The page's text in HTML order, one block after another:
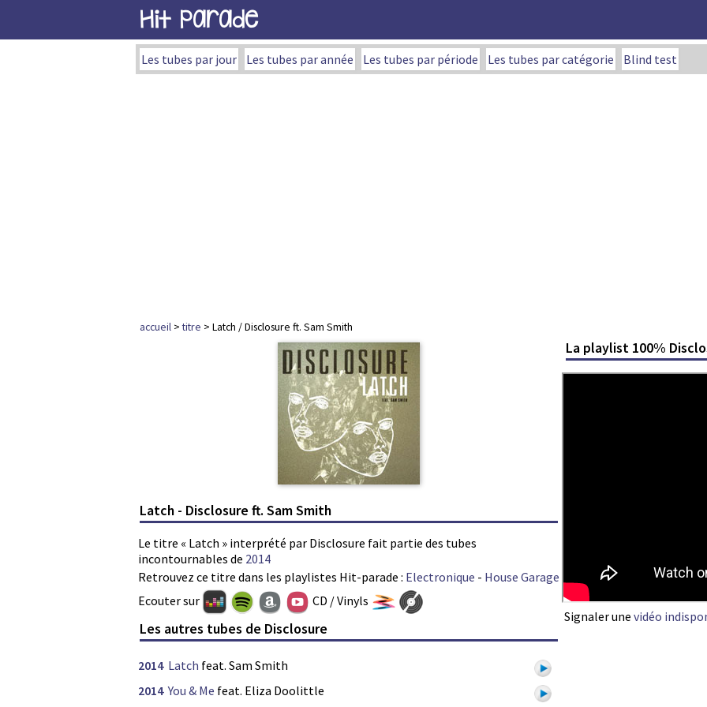
Hit Parade
Les tubes par jour Les tubes par année Les tubes par période Les tubes par catégorie Blind test
accueil >titre > Latch / Disclosure ft. Sam Smith
Latch - Disclosure ft. Sam Smith
Le titre « Latch » interprété par Disclosure fait partie des tubes
incontournables de 2014
Retrouvez ce titre dans les playlistes Hit-parade : Electronique - House Garage
La playlist 100%
Signaler une vidéo
Ecouter sur CD / Vinyls
Les autres tubes de Disclosure
2014 Latch feat. Sam Smith
2014 You & Me feat. Eliza Doolittle